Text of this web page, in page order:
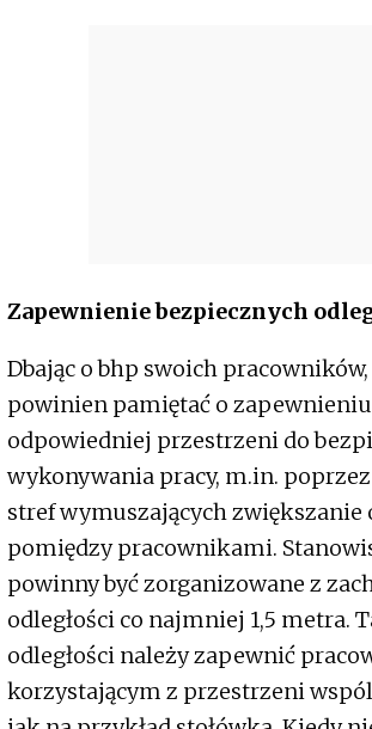
Zapewnienie bezpiecznych
Dbając o bhp swoich
powinien pamiętać o
odpowiedniej przestrzeni do
wykonywania pracy, m.in.
stref wymuszających zwiększanie
pomiędzy pracownikami.
powinny być zorganizowane z
odległości co najmniej 1,5 metra.
odległości należy zapewnić
korzystającym z przestrzeni